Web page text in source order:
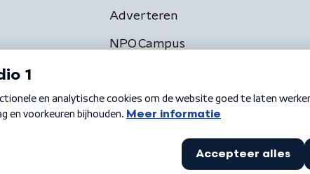
Adverteren
NPO Campus
Privacybeleid